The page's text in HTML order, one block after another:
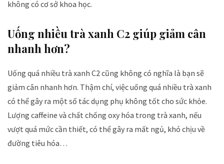
không có cơ sở khoa học.
Uống nhiều trà xanh C2 giúp giảm cân
nhanh hơn?
Uống quá nhiều trà xanh C2 cũng không có nghĩa là bạn sẽ
giảm cân nhanh hơn. Thậm chí, việc uống quá nhiều trà xanh
có thể gây ra một số tác dụng phụ không tốt cho sức khỏe.
Lượng caffeine và chất chống oxy hóa trong trà xanh, nếu
vượt quá mức cần thiết, có thể gây ra mất ngủ, khó chịu về
đường tiêu hóa…